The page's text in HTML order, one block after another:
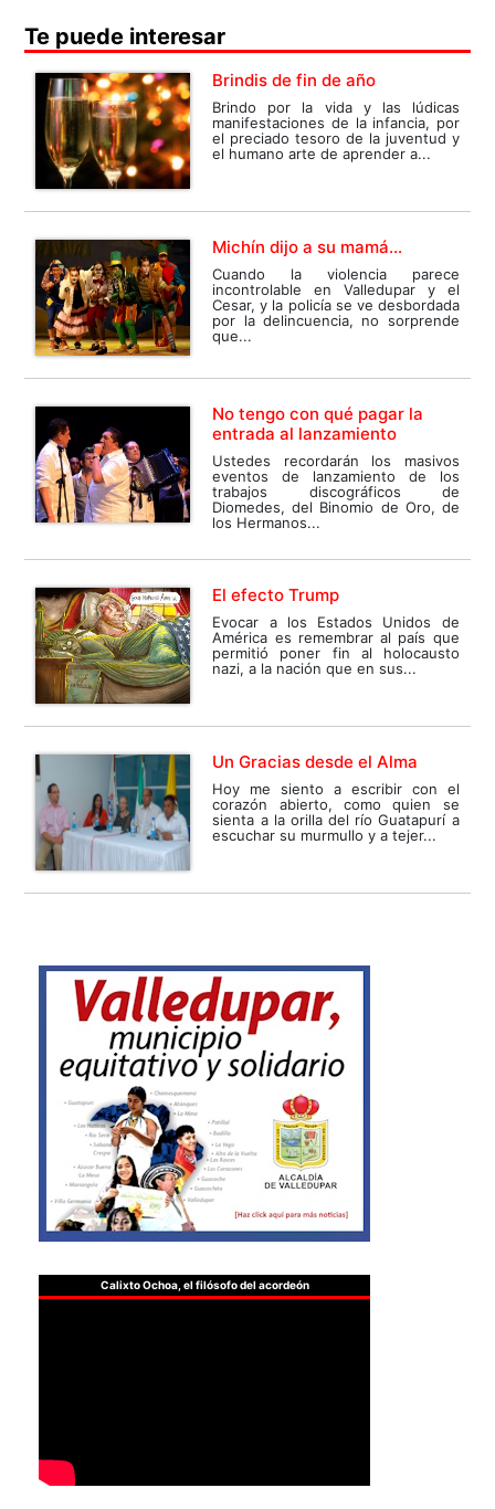
Te puede interesar
Brindis de fin de año
Brindo por la vida y las lúdicas
manifestaciones de la infancia, por
el preciado tesoro de la juventud y
el humano arte de aprender a...
Michín dijo a su mamá…
Cuando la violencia parece
incontrolable en Valledupar y el
Cesar, y la policía se ve desbordada
por la delincuencia, no sorprende
que...
No tengo con qué pagar la
entrada al lanzamiento
Ustedes recordarán los masivos
eventos de lanzamiento de los
trabajos discográficos de
Diomedes, del Binomio de Oro, de
los Hermanos...
El efecto Trump
Evocar a los Estados Unidos de
América es remembrar al país que
permitió poner fin al holocausto
nazi, a la nación que en sus...
Un Gracias desde el Alma
Hoy me siento a escribir con el
corazón abierto, como quien se
sienta a la orilla del río Guatapurí a
escuchar su murmullo y a tejer...
Calixto Ochoa, el filósofo del acordeón